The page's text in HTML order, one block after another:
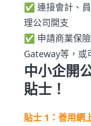
✅ 連接會計、
理公司開支
✅ 申請商業保
Gateway等，或
中小企開
貼士！
貼士 1：善用網